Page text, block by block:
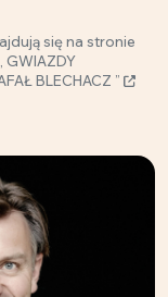
się na stronie
GWIAZDY
BLECHACZ ”